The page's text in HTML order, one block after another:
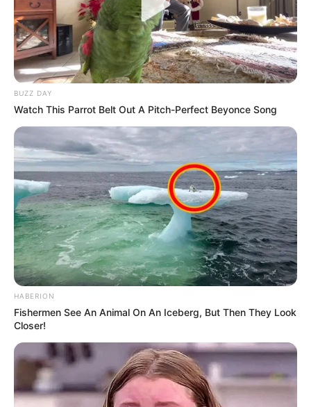
BUZZ DAY
Watch This Parrot Belt Out A Pitch-Perfect Beyonce Song
HABERION
Fishermen See An Animal On An Iceberg, But Then They Look
Closer!